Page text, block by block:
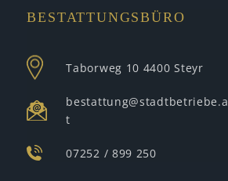
BESTATTUNGSBÜRO
Taborweg 10 4400 Steyr
bestattung@stadtbetriebe.a
t
07252 / 899 250